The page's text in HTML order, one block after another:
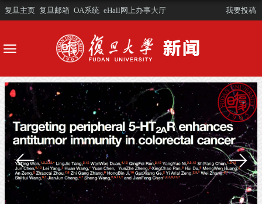
复旦主页 复旦邮箱 OA系统 eHall网上办事大厅 我要投稿